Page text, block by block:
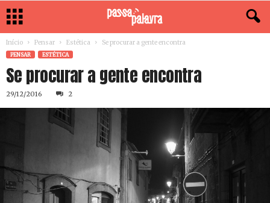
Início Pensar Estética Se procurar a gente encontra
PENSAR ESTÉTICA
Se procurar a gente encontra
29/12/2016 2